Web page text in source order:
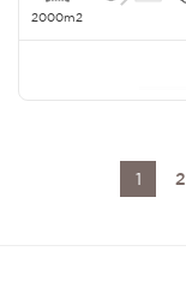
2000m2
1 2